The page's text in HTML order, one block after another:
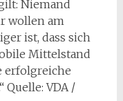
Niemand
wollen am
ist, dass sich
Mittelstand
erfolgreiche
Quelle: VDA /